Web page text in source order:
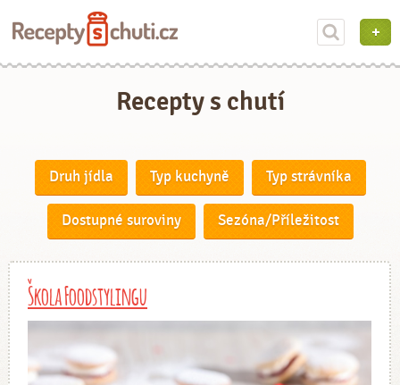
Recepty s chutí
Druh jídla Typ kuchyně Typ strávníka
Dostupné suroviny Sezóna/Příležitost
Škola Foodstylingu